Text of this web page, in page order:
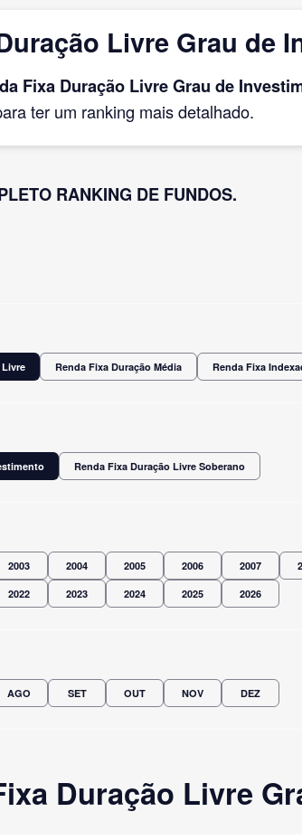
Livre Grau de
Fixa Duração Livre Grau de
ter um ranking mais detalhado.
RANKING DE FUNDOS.
Livre Renda Fixa Duração Média Renda Fixa
Renda Fixa Duração Livre Soberano
2003 2004 2005 2006 2007
2022 2023 2024 2025 2026
AGO SET OUT NOV DEZ
Duração Livre